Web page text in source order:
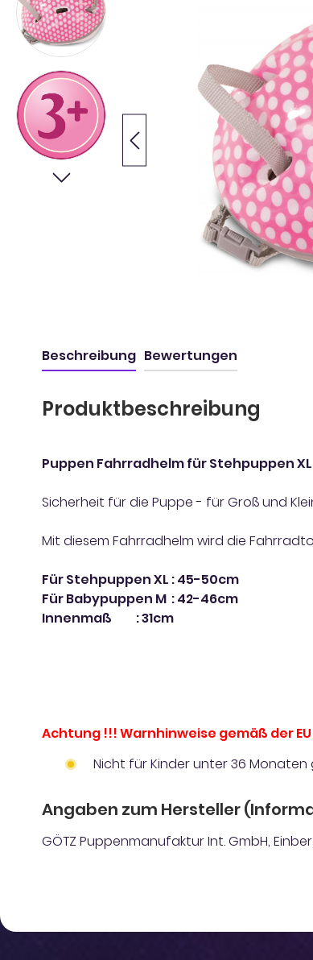
Beschreibung Bewertungen
Produktbeschreibung
Puppen Fahrradhelm für Stehpuppen
Sicherheit für die Puppe - für Groß und
Mit diesem Fahrradhelm wird die
Für Stehpuppen XL : 45-50cm
Für Babypuppen M : 42-46cm
Innenmaß : 31cm
Achtung !!! Warnhinweise gemäß der
Nicht für Kinder unter 36
Angaben zum Hersteller
GÖTZ Puppenmanufaktur Int. GmbH,